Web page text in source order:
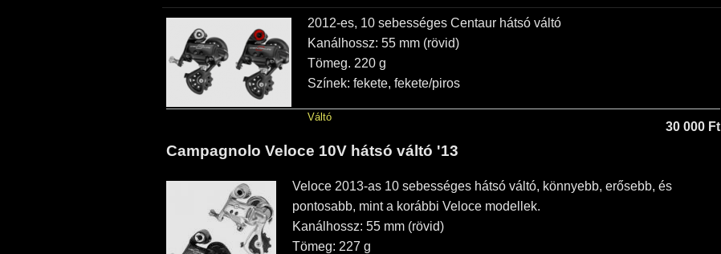
2012-es, 10 sebességes Centaur hátsó váltó
Kanálhossz: 55 mm (rövid)
Tömeg. 220 g
Színek: fekete, fekete/piros
30 000 Ft
Váltó
Campagnolo Veloce 10V hátsó váltó '13
Veloce 2013-as 10 sebességes hátsó váltó, könnyebb, erősebb, és
pontosabb, mint a korábbi Veloce modellek.
Kanálhossz: 55 mm (rövid)
Tömeg: 227 g